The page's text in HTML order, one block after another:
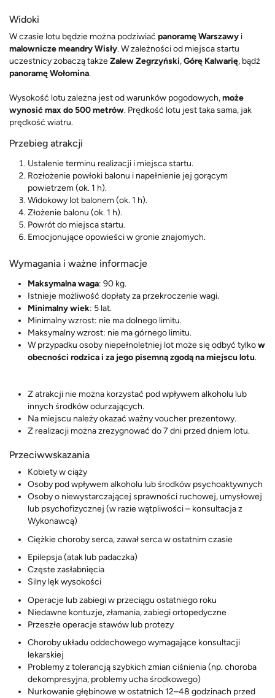
Widoki
W czasie lotu będzie można podziwiać panoramę Warszawy i
malownicze meandry Wisły. W zależności od miejsca startu
uczestnicy zobaczą takżeZalew Zegrzyński,Górę Kalwarię, bądź
panoramę Wołomina.
Wysokość lotu zależna jest od warunków pogodowych,może
wynosić max do 500 metrów. Prędkość lotu jest taka sama, jak
prędkość wiatru.
Przebieg atrakcji
Ustalenie terminu realizacji i miejsca startu.
Rozłożenie powłoki balonu i napełnienie jej gorącym
powietrzem (ok. 1 h).
Widokowy lot balonem (ok. 1 h).
Złożenie balonu (ok. 1 h).
Powrót do miejsca startu.
Emocjonujące opowieści w gronie znajomych.
Wymagania i ważne informacje
Maksymalna waga: 90 kg.
Istnieje możliwość dopłaty za przekroczenie wagi.
Minimalny wiek: 5 lat.
Minimalny wzrost: nie ma dolnego limitu.
Maksymalny wzrost: nie ma górnego limitu.
W przypadku osoby niepełnoletniej lot może się odbyć tylkow
obecności rodzica i za jego pisemną zgodą na miejscu lotu.
Z atrakcji nie można korzystać pod wpływem alkoholu lub
innych środków odurzających.
Na miejscu należy okazać ważny voucher prezentowy.
Z realizacji można zrezygnować do 7 dni przed dniem lotu.
Przeciwwskazania
Kobiety w ciąży
Osoby pod wpływem alkoholu lub środków psychoaktywnych
Osoby o niewystarczającej sprawności ruchowej, umysłowej
lub psychofizycznej (w razie wątpliwości – konsultacja z
Wykonawcą)
Ciężkie choroby serca, zawał serca w ostatnim czasie
Epilepsja (atak lub padaczka)
Częste zasłabnięcia
Silny lęk wysokości
Operacje lub zabiegi w przeciągu ostatniego roku
Niedawne kontuzje, złamania, zabiegi ortopedyczne
Przeszłe operacje stawów lub protezy
Choroby układu oddechowego wymagające konsultacji
lekarskiej
Problemy z tolerancją szybkich zmian ciśnienia (np. choroba
dekompresyjna, problemy ucha środkowego)
Nurkowanie głębinowe w ostatnich 12–48 godzinach przed